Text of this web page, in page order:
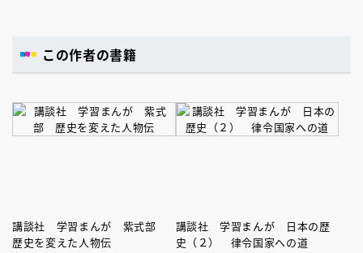
この作者の書籍
講談社 学習まんが 紫式部
歴史を変えた人物伝
講談社 学習まんが 日本の歴
史（２） 律令国家への道